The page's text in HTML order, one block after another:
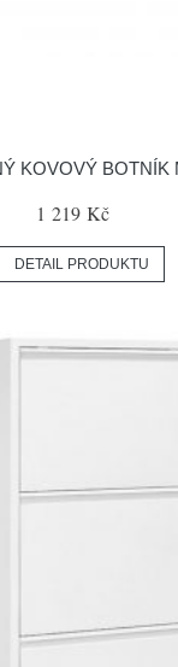
KOVOVÝ BOTNÍK
1 219 Kč
DETAIL PRODUKTU